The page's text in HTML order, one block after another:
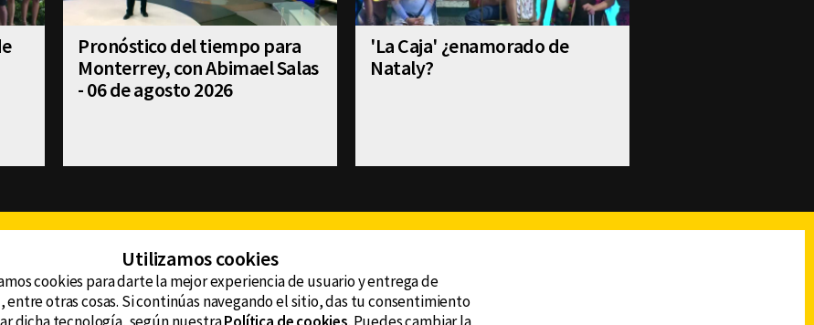
Pronóstico del tiempo para
Monterrey, con Abimael Salas
- 06 de agosto 2026
'La Caja' ¿enamorado de
Nataly?
CONTACTO
Utilizamos cookies
cookies para darte la mejor experiencia de usuario y entrega de
otras cosas. Si continúas navegando el sitio, das tu consentimiento